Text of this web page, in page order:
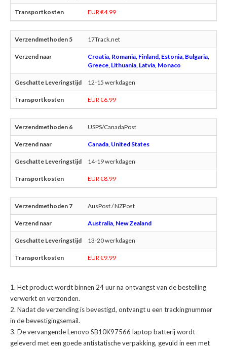
EUR €4.99
17Track.net
Croatia, Romania, Finland, Estonia, Bulgaria,
Greece, Lithuania, Latvia, Monaco
12-15 werkdagen
EUR €6.99
USPS/CanadaPost
Canada, United States
14-19 werkdagen
EUR €8.99
AusPost / NZPost
Australia, New Zealand
13-20 werkdagen
EUR €9.99
Het product wordt binnen 24 uur na ontvangst van de bestelling
verwerkt en verzonden.
Nadat de verzending is bevestigd, ontvangt u een trackingnummer
in de bevestigingsemail.
Devervangende Lenovo SB10K97566 laptop batterijwordt
geleverd met een goede antistatische verpakking, gevuld in een met